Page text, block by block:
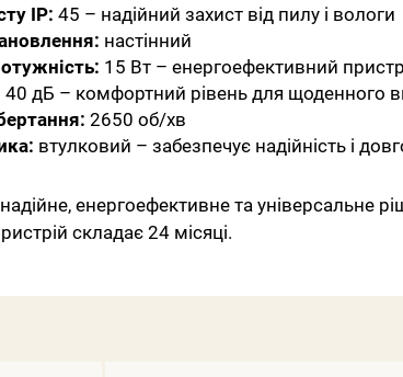
IP: 45 – надійний захист від пилу і вологи
настінний
15 Вт – енергоефективний
40 дБ – комфортний рівень для щоденного
2650 об/хв
втулковий – забезпечує надійність і
енергоефективне та універсальне
складає 24 місяці.